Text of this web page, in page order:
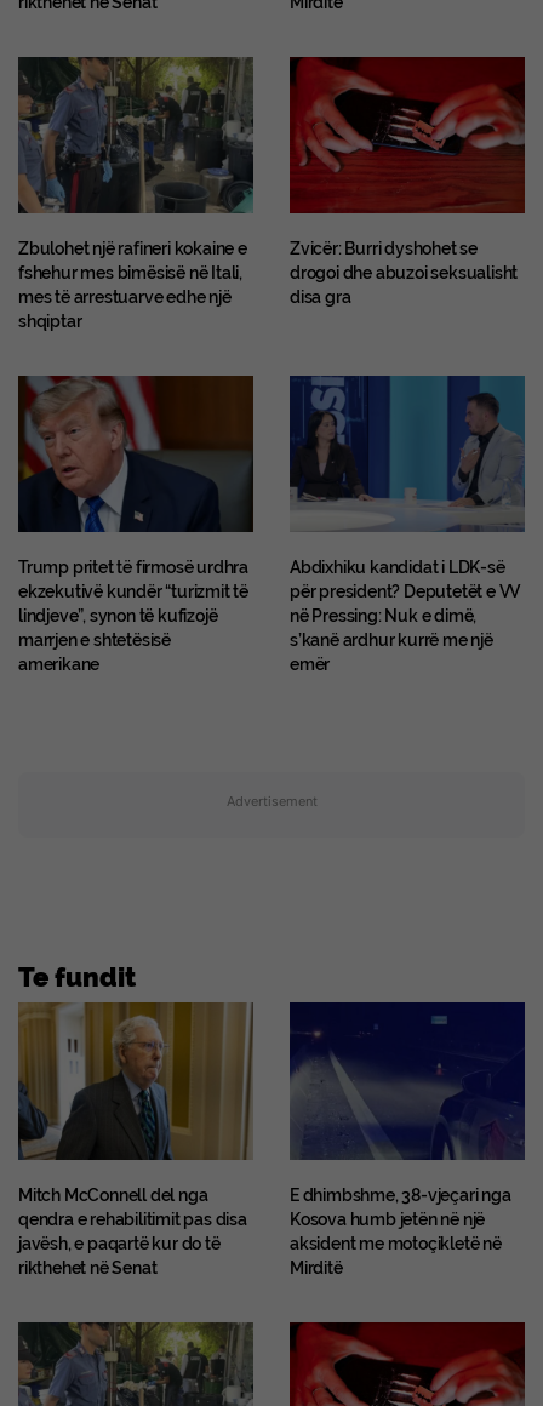
Zbulohet një rafineri kokaine e
fshehur mes bimësisë në Itali,
mes të arrestuarve edhe një
shqiptar
Zvicër: Burri dyshohet se
drogoi dhe abuzoi seksualisht
disa gra
Trump pritet të firmosë urdhra
ekzekutivë kundër “turizmit të
lindjeve”, synon të kufizojë
marrjen e shtetësisë
amerikane
Abdixhiku kandidat i LDK-së
për president? Deputetët e VV
në Pressing: Nuk e dimë,
s’kanë ardhur kurrë me një
emër
Advertisement
Te fundit
Mitch McConnell del nga
qendra e rehabilitimit pas disa
javësh, e paqartë kur do të
rikthehet në Senat
E dhimbshme, 38-vjeçari nga
Kosova humb jetën në një
aksident me motoçikletë në
Mirditë